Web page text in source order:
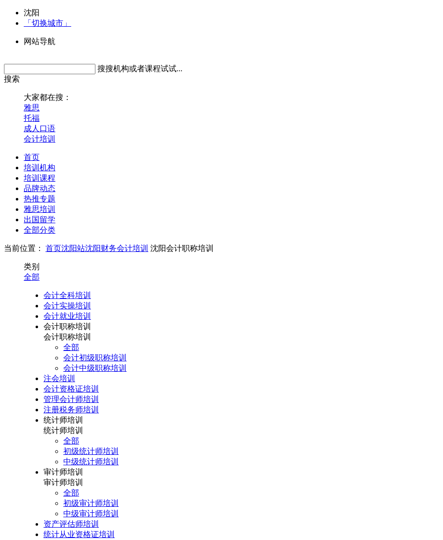
沈阳
「切换城市」
网站导航
搜搜机构或者课程试试...
搜索
大家都在搜：
雅思
托福
成人口语
会计培训
首页
培训机构
培训课程
品牌动态
热推专题
雅思培训
出国留学
全部分类
当前位置： 首页沈阳站沈阳财务会计培训 沈阳会计职称培训
类别
全部
会计全科培训
会计实操培训
会计就业培训
会计职称培训
会计职称培训
全部
会计初级职称培训
会计中级职称培训
注会培训
会计资格证培训
管理会计师培训
注册税务师培训
统计师培训
统计师培训
全部
初级统计师培训
中级统计师培训
审计师培训
审计师培训
全部
初级审计师培训
中级审计师培训
资产评估师培训
统计从业资格证培训